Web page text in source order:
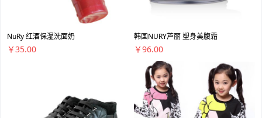
NuRy 红酒保湿洗面奶
￥35.00
韩国NURY芦丽 塑身美腹霜
￥96.00